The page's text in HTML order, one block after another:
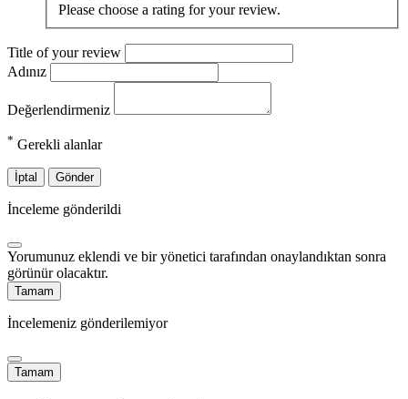
Please choose a rating for your review.
Title of your review
Adınız
Değerlendirmeniz
* Gerekli alanlar
İptal Gönder
İnceleme gönderildi
Yorumunuz eklendi ve bir yönetici tarafından onaylandıktan sonra
görünür olacaktır.
Tamam
İncelemeniz gönderilemiyor
Tamam